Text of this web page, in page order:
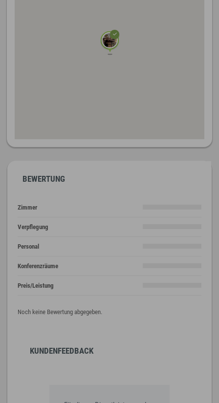
BEWERTUNG
Zimmer
Verpflegung
Personal
Konferenzräume
Preis/Leistung
Noch keine Bewertung abgegeben.
KUNDENFEEDBACK